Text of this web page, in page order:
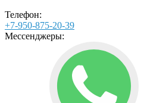
Телефон:
+7-950-875-20-39
Мессенджеры: